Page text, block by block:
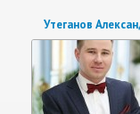
Утеганов